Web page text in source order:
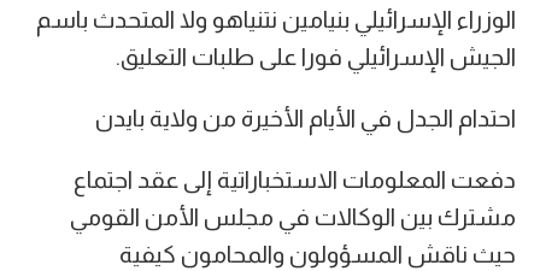
الوزراء الإسرائيلي بنيامين نتنياهو ولا المتحدث باسم
الجيش الإسرائيلي فورا على طلبات التعليق.
احتدام الجدل في الأيام الأخيرة من ولاية بايدن
دفعت المعلومات الاستخباراتية إلى عقد اجتماع
مشترك بين الوكالات في مجلس الأمن القومي
حيث ناقش المسؤولون والمحامون كيفية